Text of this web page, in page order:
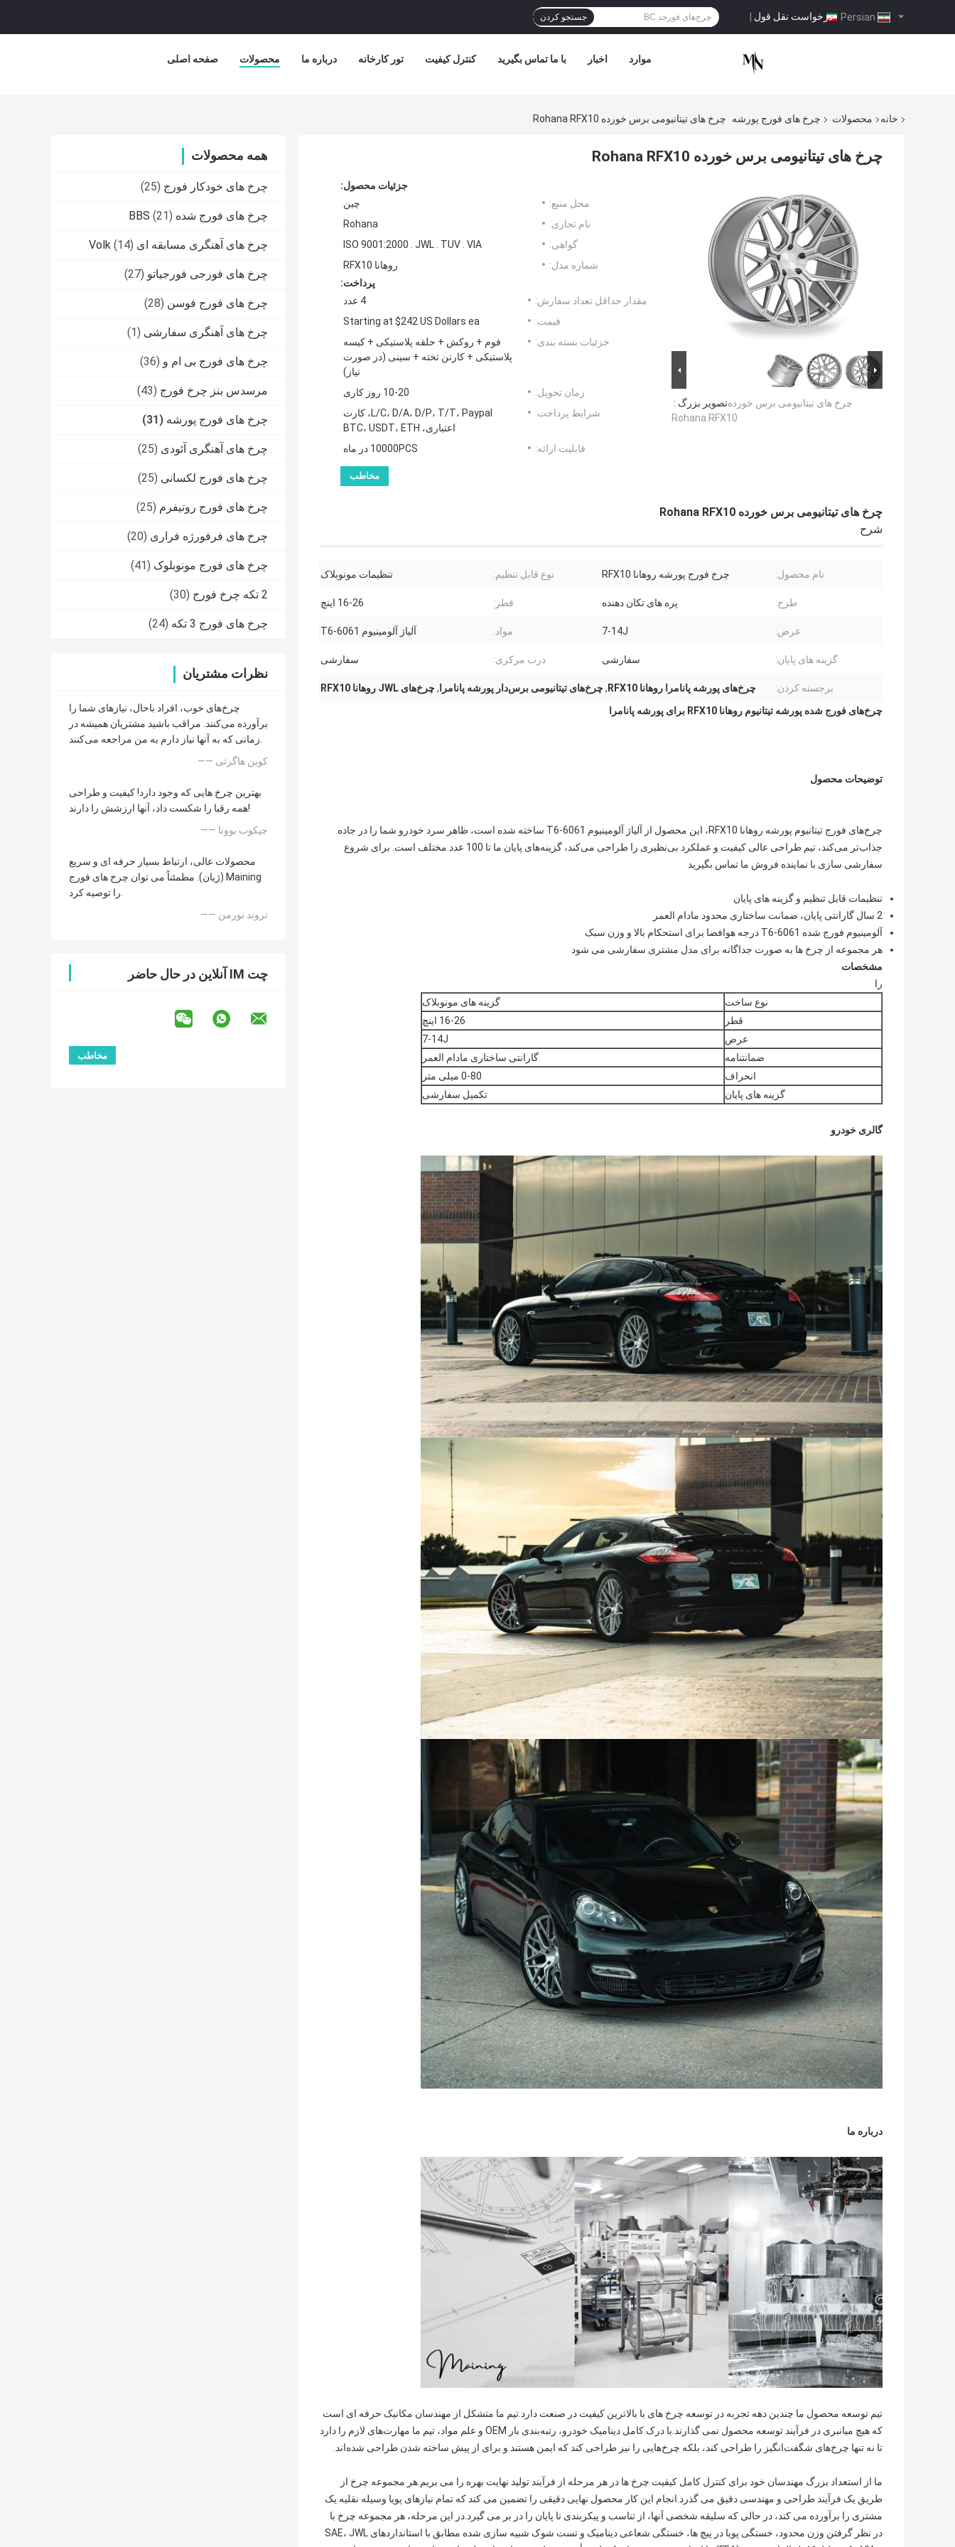
درخواست نقل قول | جستجو کردن
صفحه اصلی محصولات درباره ما تور کارخانه کنترل کیفیت با ما تماس بگیرید اخبار موارد
خانه محصولات چرخ های فورج پورشه چرخ های تیتانیومی برس خورده Rohana RFX10
همه محصولات
چرخ های خودکار فورج (25)
چرخ های فورج شده BBS (21)
چرخ های آهنگری مسابقه ای Volk (14)
چرخ های فورجی فورجیاتو (27)
چرخ های فورج فوسن (28)
چرخ های آهنگری سفارشی (1)
چرخ های فورج بی ام و (36)
مرسدس بنز چرخ فورج (43)
چرخ های فورج پورشه (31)
چرخ های آهنگری آئودی (25)
چرخ های فورج لکسانی (25)
چرخ های فورج روتیفرم (25)
چرخ های فرفورژه فراری (20)
چرخ های فورج مونوبلوک (41)
2 تکه چرخ فورج (30)
چرخ های فورج 3 تکه (24)
نظرات مشتریان
چرخ‌های خوب، افراد باحال، نیازهای شما را
برآورده می‌کنند. مراقب باشید مشتریان همیشه در
زمانی که به آنها نیاز دارم به من مراجعه می‌کنند.
—— کوین هاگرتی
بهترین چرخ هایی که وجود دارد! کیفیت و طراحی
همه رقبا را شکست داد، آنها ارزشش را دارند!
—— جیکوب بوونا
محصولات عالی، ارتباط بسیار حرفه ای و سریع
(ژیان). مطمئناً می توان چرخ های فورج Maining
را توصیه کرد.
—— تروند نورمن
چت IM آنلاین در حال حاضر
چرخ های تیتانیومی برس خورده Rohana RFX10
تصویر بزرگ :چرخ های تیتانیومی برس خورده
Rohana RFX10
جزئیات محصول:
محل منبع:
چین
نام تجاری:
Rohana
گواهی:
ISO 9001:2000 . JWL . TUV . VIA
شماره مدل:
روهانا RFX10
پرداخت:
مقدار حداقل تعداد سفارش:
4 عدد
قیمت:
Starting at $242 US Dollars ea
جزئیات بسته بندی:
فوم + روکش + حلقه پلاستیکی + کیسه
پلاستیکی + کارتن تخته + سینی (در صورت
نیاز)
زمان تحویل:
10-20 روز کاری
شرایط پرداخت:
L/C، D/A، D/P، T/T، Paypal، کارت
اعتباری، BTC، USDT، ETH
قابلیت ارائه:
10000PCS در ماه
مخاطب
چرخ های تیتانیومی برس خورده Rohana RFX10
شرح
نام محصول: چرخ فورج پورشه روهانا RFX10 نوع قابل تنظیم: تنظیمات مونوبلاک
طرح: پره های تکان دهنده قطر: 16-26 اینچ
عرض: 7-14J مواد: آلیاژ آلومینیوم 6061-T6
گزینه های پایان: سفارشی درب مرکزی: سفارشی
برجسته کردن: چرخ‌های پورشه پانامرا روهانا RFX10 ,چرخ‌های تیتانیومی برس‌دار پورشه پانامرا ,چرخ‌های JWL روهانا RFX10
چرخ‌های فورج شده پورشه تیتانیوم روهانا RFX10 برای پورشه پانامرا
توضیحات محصول
چرخ‌های فورج تیتانیوم پورشه روهانا RFX10، این محصول از آلیاژ آلومینیوم 6061-T6 ساخته شده است، ظاهر سرد خودرو شما را در جاده
جذاب‌تر می‌کند، تیم طراحی عالی کیفیت و عملکرد بی‌نظیری را طراحی می‌کند، گزینه‌های پایان ما تا 100 عدد مختلف است. برای شروع
سفارشی سازی با نماینده فروش ما تماس بگیرید
تنظیمات قابل تنظیم و گزینه های پایان
2 سال گارانتی پایان، ضمانت ساختاری محدود مادام العمر
آلومینیوم فورج شده 6061-T6 درجه هوافضا برای استحکام بالا و وزن سبک
هر مجموعه از چرخ ها به صورت جداگانه برای مدل مشتری سفارشی می شود
مشخصات
را
نوع ساخت
گزینه های مونوبلاک
قطر
16-26 اینچ
عرض
7-14J
ضمانتنامه
گارانتی ساختاری مادام العمر
انحراف
0-80 میلی متر
گزینه های پایان
تکمیل سفارشی
گالری خودرو
درباره ما
تیم توسعه محصول ما چندین دهه تجربه در توسعه چرخ های با بالاترین کیفیت در صنعت دارد.تیم ما متشکل از مهندسان مکانیک حرفه ای است
که هیچ میانبری در فرآیند توسعه محصول نمی گذارند.با درک کامل دینامیک خودرو، رتبه‌بندی بار OEM و علم مواد، تیم ما مهارت‌های لازم را دارد
تا نه تنها چرخ‌های شگفت‌انگیز را طراحی کند، بلکه چرخ‌هایی را نیز طراحی کند که ایمن هستند و برای از پیش ساخته شدن طراحی شده‌اند.
ما از استعداد بزرگ مهندسان خود برای کنترل کامل کیفیت چرخ ها در هر مرحله از فرآیند تولید نهایت بهره را می بریم.هر مجموعه چرخ از
طریق یک فرآیند طراحی و مهندسی دقیق می گذرد.انجام این کار محصول نهایی دقیقی را تضمین می کند که تمام نیازهای پویا وسیله نقلیه یک
مشتری را برآورده می کند، در حالی که سلیقه شخصی آنها، از تناسب و پیکربندی تا پایان را در بر می گیرد.در این مرحله، هر مجموعه چرخ با
در نظر گرفتن وزن محدود، خستگی پویا در پیچ ها، خستگی شعاعی دینامیک و تست شوک شبیه سازی شده مطابق با استانداردهای SAE، JWL